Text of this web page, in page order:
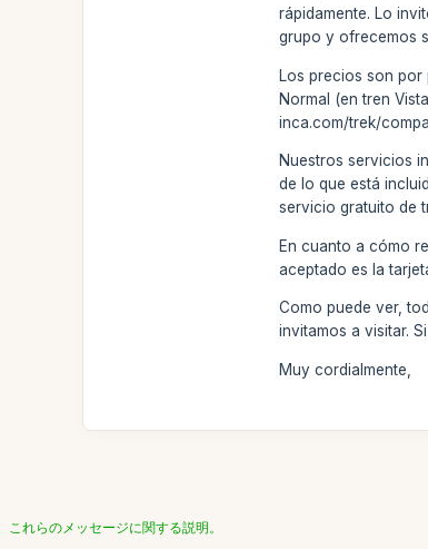
rápidamente. Lo
grupo y ofrecemos
Los precios son por
Normal (en tren
inca.com/trek/
Nuestros servicios
de lo que está
servicio gratuito de
En cuanto a cómo
aceptado es la
Como puede ver,
invitamos a visitar.
Muy cordialmente,
これらのメッセージに関する説明。